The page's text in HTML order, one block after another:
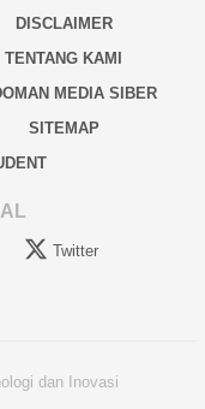
DISCLAIMER
TENTANG KAMI
MEDIA SIBER
SITEMAP
Twitter
dan Inovasi